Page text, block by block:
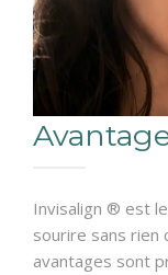
Invisalign ® est
sourire sans rien
avantages sont